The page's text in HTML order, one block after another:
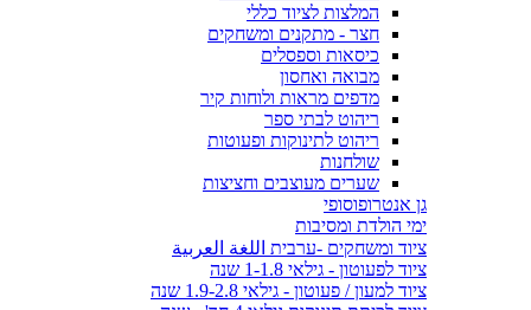
המלצות לציוד כללי
חצר - מתקנים ומשחקים
כיסאות וספסלים
מבואה ואחסון
מדפים מראות ולוחות קיר
ריהוט לבתי ספר
ריהוט לתינוקות ופעוטות
שולחנות
שערים מעוצבים וחציצות
גן אנטרופוסופי
ימי הולדת ומסיבות
ציוד ומשחקים -ערבית اللغة العربية
ציוד לפעוטון - גילאי 1-1.8 שנה
ציוד למעון / פעוטון - גילאי 1.9-2.8 שנה